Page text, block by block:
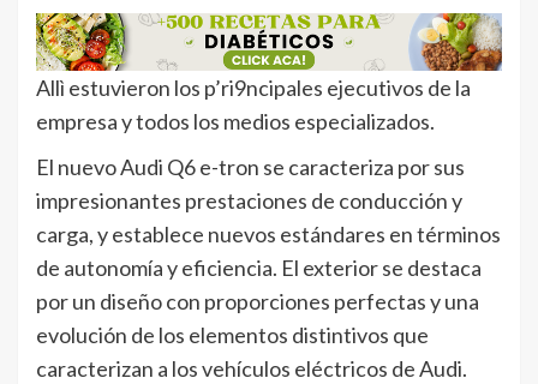
Allì estuvieron los p’ri9ncipales ejecutivos de la
empresa y todos los medios especializados.
El nuevo Audi Q6 e-tron se caracteriza por sus
impresionantes prestaciones de conducción y
carga, y establece nuevos estándares en términos
de autonomía y eficiencia. El exterior se destaca
por un diseño con proporciones perfectas y una
evolución de los elementos distintivos que
caracterizan a los vehículos eléctricos de Audi.